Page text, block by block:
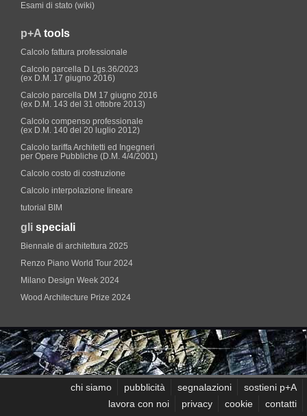
Esami di stato (wiki)
p+A tools
Calcolo fattura professionale
Calcolo parcella D.Lgs.36/2023
(ex D.M. 17 giugno 2016)
Calcolo parcella DM 17 giugno 2016
(ex D.M. 143 del 31 ottobre 2013)
Calcolo compenso professionale
(ex D.M. 140 del 20 luglio 2012)
Calcolo tariffa Architetti ed Ingegneri
per Opere Pubbliche (D.M. 4/4/2001)
Calcolo costo di costruzione
Calcolo interpolazione lineare
tutorial BIM
gli speciali
Biennale di architettura 2025
Renzo Piano World Tour 2024
Milano Design Week 2024
Wood Architecture Prize 2024
chi siamo pubblicità segnalazioni
sostieni p+A
lavora con noi
privacy cookie contatti